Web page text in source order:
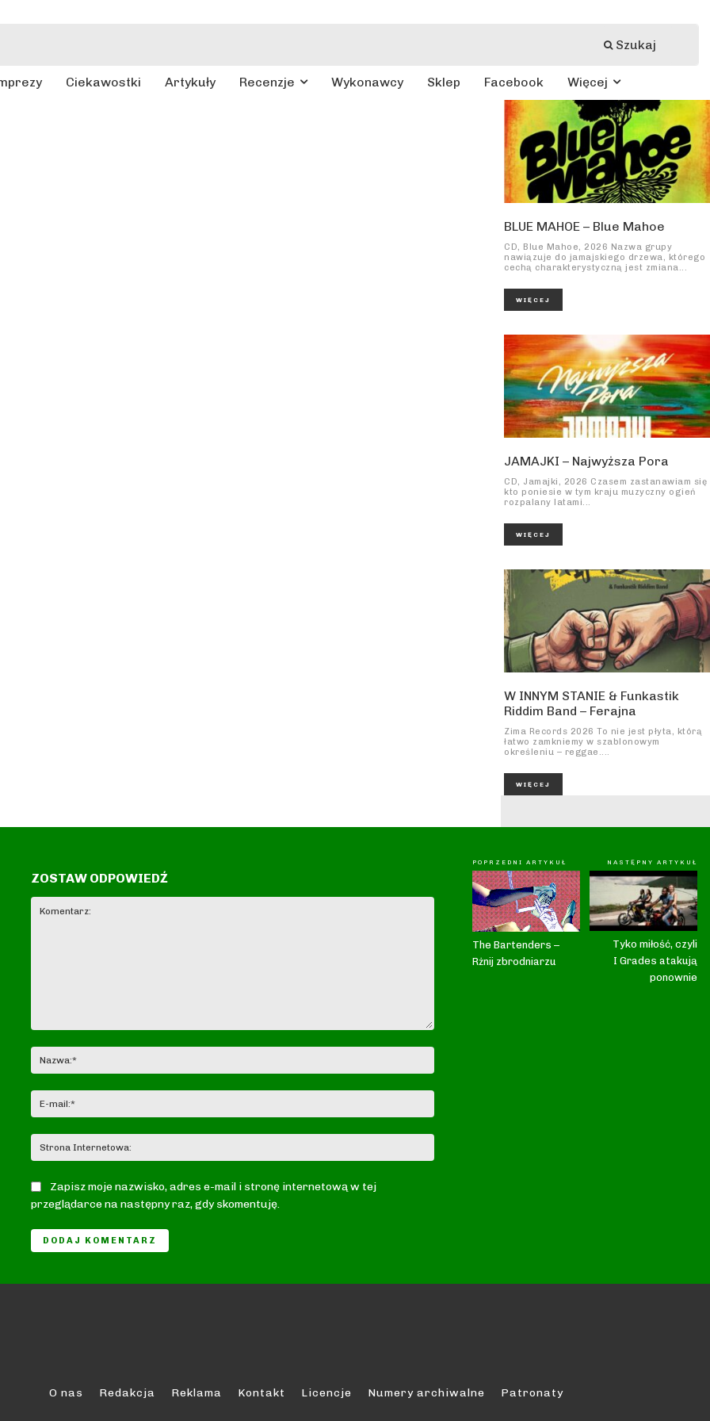
Szukaj
Ciekawostki Artykuły Recenzje Wykonawcy Sklep Facebook Więcej
BLUE MAHOE – Blue Mahoe
CD, Blue Mahoe, 2026 Nazwa grupy
nawiązuje do jamajskiego drzewa, którego
cechą charakterystyczną jest zmiana...
WIĘCEJ
JAMAJKI – Najwyższa Pora
CD, Jamajki, 2026 Czasem zastanawiam się
kto poniesie w tym kraju muzyczny ogień
rozpalany latami...
WIĘCEJ
W INNYM STANIE & Funkastik
Riddim Band – Ferajna
Zima Records 2026 To nie jest płyta, którą
łatwo zamkniemy w szablonowym
określeniu – reggae....
WIĘCEJ
ZOSTAW ODPOWIEDŹ
mail:*
Internetowa:
Zapisz moje nazwisko, adres e-mail i stronę internetową w tej
przeglądarce na następny raz, gdy skomentuję.
POPRZEDNI ARTYKUŁ
The Bartenders –
Rżnij zbrodniarzu
NASTĘPNY ARTYKUŁ
Tyko miłość, czyli
I Grades atakują
ponownie
O nas Redakcja Reklama Kontakt Licencje Numery archiwalne Patronaty